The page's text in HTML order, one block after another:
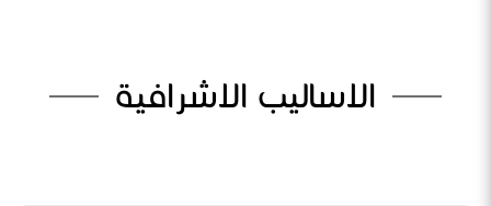
الاساليب الاشرافية